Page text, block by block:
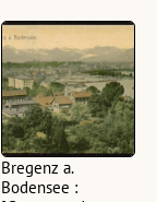
Bregenz a.
Bodensee :